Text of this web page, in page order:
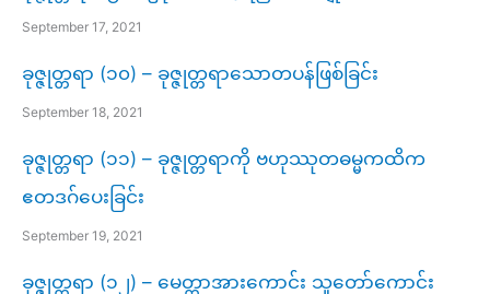
September 17, 2021
ခုဇ္ဇုတ္တရာ (၁၀) – ခုဇ္ဇုတ္တရာသောတပန်ဖြစ်ခြင်း
September 18, 2021
ခုဇ္ဇုတ္တရာ (၁၁) – ခုဇ္ဇုတ္တရာကို ဗဟုဿုတဓမ္မကထိက
ဧတဒဂ်ပေးခြင်း
September 19, 2021
ခုဇ္ဇုတ္တရာ (၁၂) – မေတ္တာအားကောင်း သူတော်ကောင်း